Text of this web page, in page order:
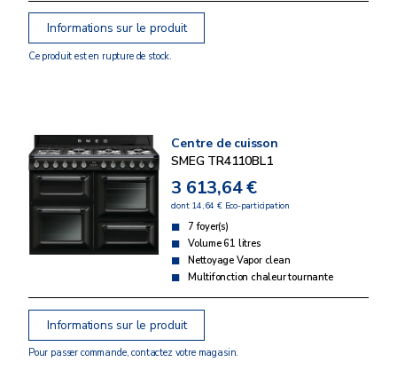
Informations sur le produit
Ce produit est en rupture de stock.
Centre de cuisson
SMEG TR4110BL1
3 613,64 €
dont 14,64 € Eco-participation
7 foyer(s)
Volume 61 litres
Nettoyage Vapor clean
Multifonction chaleur tournante
Informations sur le produit
Pour passer commande, contactez votre magasin.